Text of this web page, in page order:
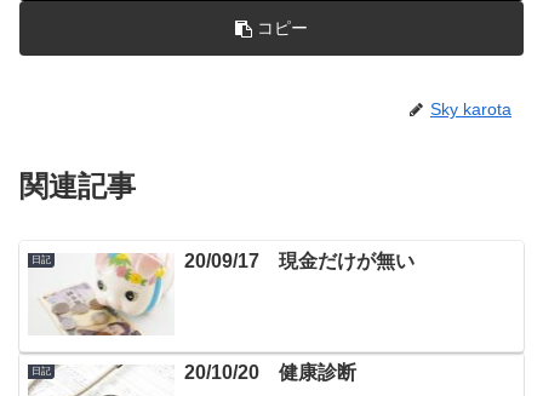
コピー
Sky karota
関連記事
日記 20/09/17 現金だけが無い
日記 20/10/20 健康診断